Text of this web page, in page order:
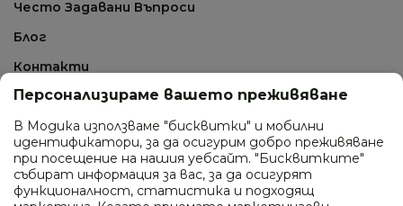
Често Задавани Въпроси
Блог
Контакти
0895 410 277
ул. Промишлена 24, гр. София
Персонализираме вашето преживяване
В Модика използваме "бисквитки" и мобилни
идентификатори, за да осигурим добро преживяване
при посещение на нашия уебсайт. "Бисквитките"
събират информация за вас, за да осигурят
функционалност, статистика и подходящ